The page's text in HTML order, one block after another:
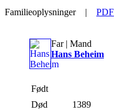
Familieoplysninger| PDF
Far | Mand
Hans Beheim
Født
Død
1389